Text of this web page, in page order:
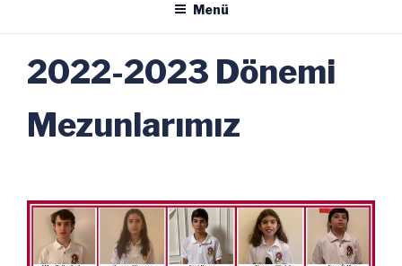
Menü
2022-2023 Dönemi
Mezunlarımız